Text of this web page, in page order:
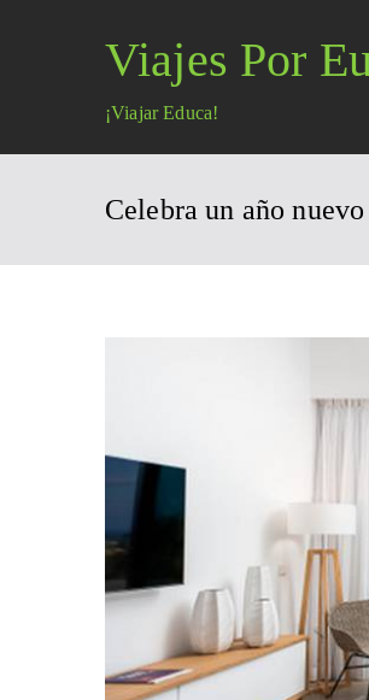
Viajes Por
¡Viajar Educa!
Celebra un año